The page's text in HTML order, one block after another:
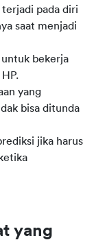
pada diri
saat menjadi
untuk bekerja
yang
bisa ditunda
jika harus
yang